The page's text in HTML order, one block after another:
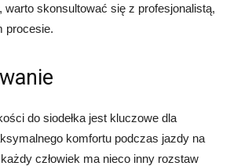
warto skonsultować się z profesjonalistą,
procesie.
do siodełka jest kluczowe dla
komfortu podczas jazdy na
człowiek ma nieco inny rozstaw